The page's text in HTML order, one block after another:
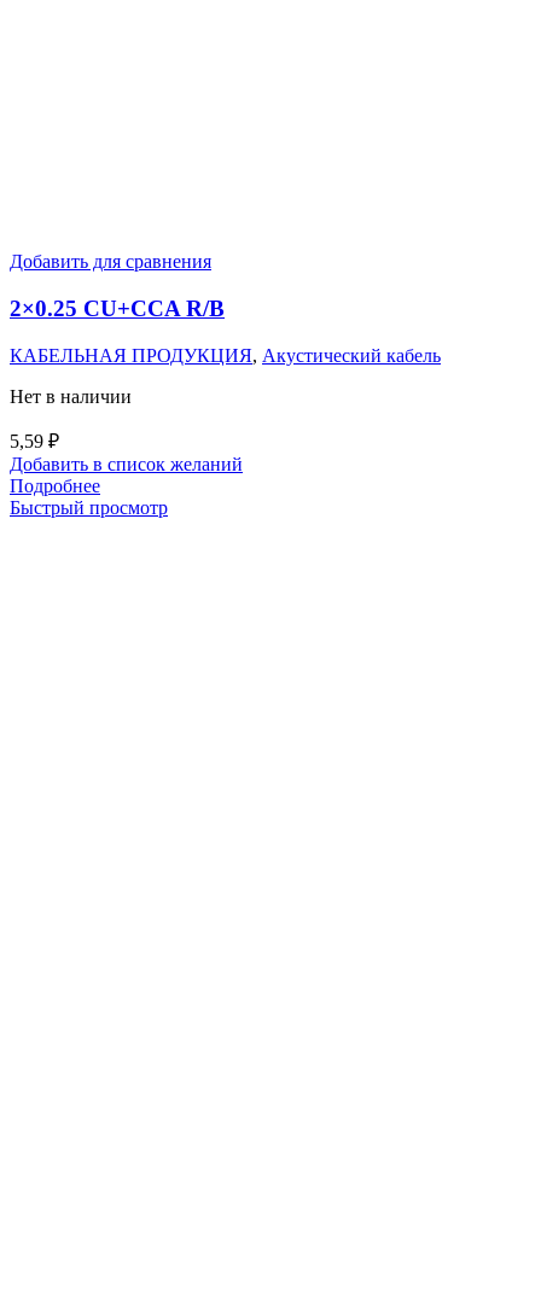
Добавить для сравнения
2×0.25 CU+CCA R/B
КАБЕЛЬНАЯ ПРОДУКЦИЯ, Акустический кабель
Нет в наличии
5,59 ₽
Добавить в список желаний
Подробнее
Быстрый просмотр